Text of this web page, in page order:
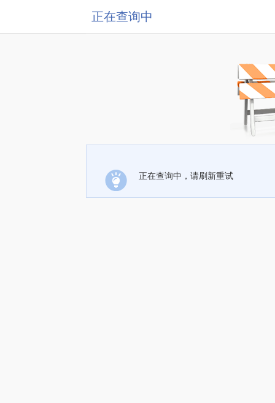
正在查询中
正在查询中，请刷新重试